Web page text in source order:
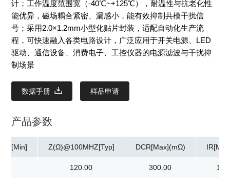
计；工作温度范围宽（-40℃~+125℃），耐温性与抗老化性
能优异，磁场耦合紧密、漏感小，能有效抑制共模干扰信
号；采用2.0×1.2mm小型化贴片封装，适配自动化生产流
程，可快速融入各类电路设计，广泛应用于开关电源、LED
驱动、通信设备、消费电子、工控仪器的电源滤波与干扰抑
制场景
数据手册 样品申请
产品参数
Z(Ω)@100MHZ[Typ]
120.00
DCR[Max](mΩ)
300.00